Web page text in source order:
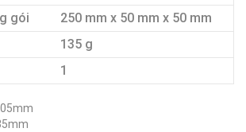
gói
250 mm x 50 mm x 50 mm
135 g
1